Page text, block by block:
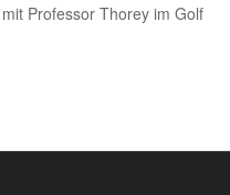
Professor Thorey im Golf